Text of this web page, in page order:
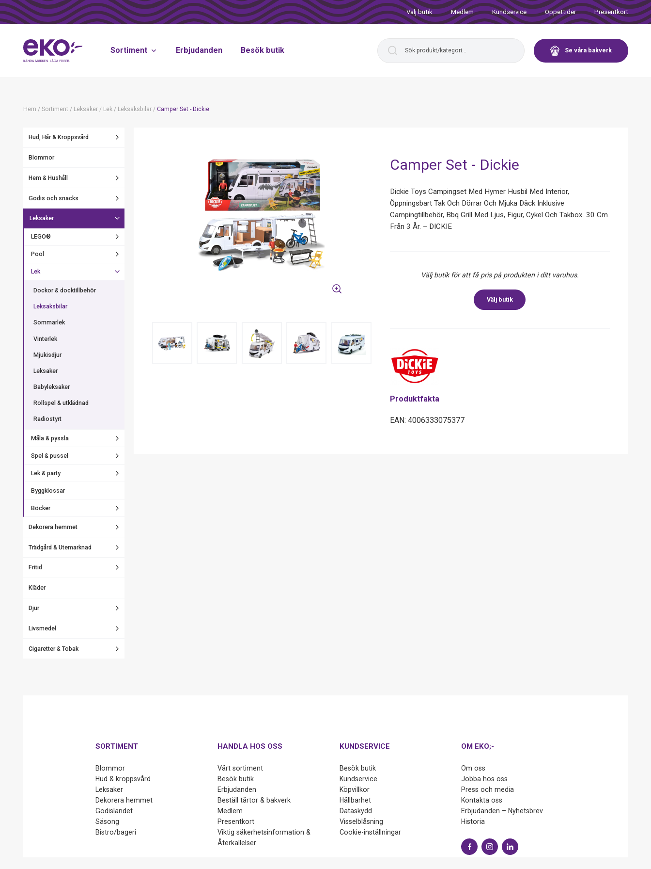
Välj butik Medlem Kundservice Öppettider Presentkort
Sortiment Erbjudanden Besök butik Se våra bakverk
Hem / Sortiment / Leksaker / Lek / Leksaksbilar / Camper Set - Dickie
Hud, Hår & Kroppsvård
Blommor
Hem & Hushåll
Godis och snacks
Leksaker
LEGO®
Pool
Lek
Dockor & docktillbehör
Leksaksbilar
Sommarlek
Vinterlek
Mjukisdjur
Leksaker
Babyleksaker
Rollspel & utklädnad
Radiostyrt
Måla & pyssla
Spel & pussel
Lek & party
Byggklossar
Böcker
Dekorera hemmet
Trädgård & Utemarknad
Fritid
Kläder
Djur
Livsmedel
Cigaretter & Tobak
Camper Set - Dickie
Dickie Toys Campingset Med Hymer Husbil Med Interior,
Öppningsbart Tak Och Dörrar Och Mjuka Däck Inklusive
Campingtillbehör, Bbq Grill Med Ljus, Figur, Cykel Och Takbox. 30 Cm.
Från 3 År. – DICKIE
Välj butik för att få pris på produkten i ditt varuhus.
Välj butik
Produktfakta
EAN: 4006333075377
SORTIMENT
Blommor
Hud & kroppsvård
Leksaker
Dekorera hemmet
Godislandet
Säsong
Bistro/bageri
HANDLA HOS OSS
Vårt sortiment
Besök butik
Erbjudanden
Beställ tårtor & bakverk
Medlem
Presentkort
Viktig säkerhetsinformation &
Återkallelser
KUNDSERVICE
Besök butik
Kundservice
Köpvillkor
Hållbarhet
Dataskydd
Visselblåsning
Cookie-inställningar
OM EKO;-
Om oss
Jobba hos oss
Press och media
Kontakta oss
Erbjudanden – Nyhetsbrev
Historia